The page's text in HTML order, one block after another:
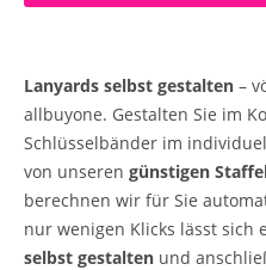
Lanyards selbst gestalten –
allbuyone. Gestalten Sie im
Schlüsselbänder im
von unseren günstigen
berechnen wir für Sie
nur wenigen Klicks lässt sich
selbst gestalten und